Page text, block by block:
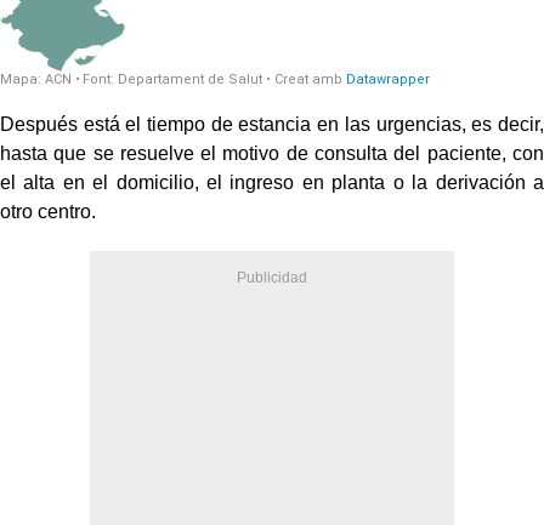
Después está el tiempo de estancia en las urgencias, es decir,
hasta que se resuelve el motivo de consulta del paciente, con
el alta en el domicilio, el ingreso en planta o la derivación a
otro centro.